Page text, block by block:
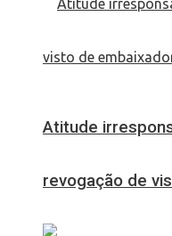
Atitude
revogação de